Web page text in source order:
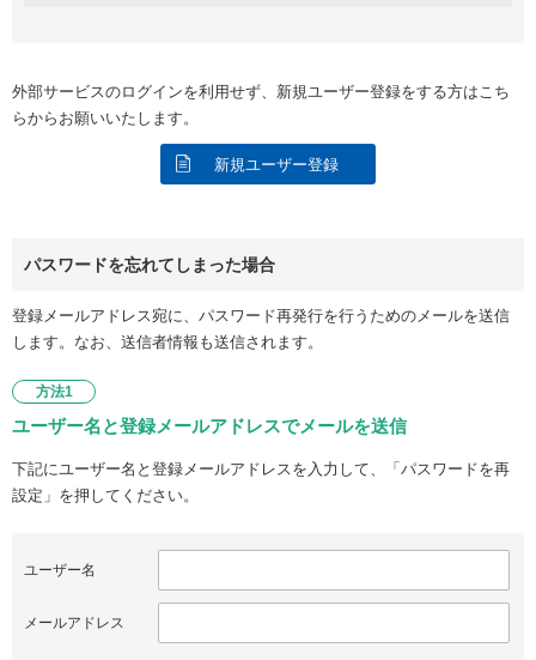
外部サービスのログインを利用せず、新規ユーザー登録をする方はこち
らからお願いいたします。
新規ユーザー登録
パスワードを忘れてしまった場合
登録メールアドレス宛に、パスワード再発行を行うためのメールを送信
します。なお、送信者情報も送信されます。
方法1
ユーザー名と登録メールアドレスでメールを送信
下記にユーザー名と登録メールアドレスを入力して、「パスワードを再
設定」を押してください。
ユーザー名
メールアドレス